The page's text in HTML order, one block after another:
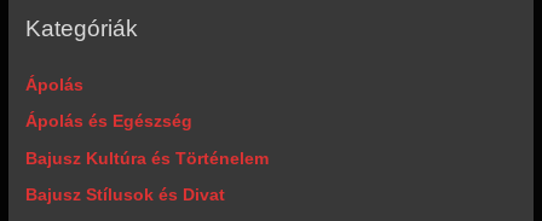
Kategóriák
Ápolás
Ápolás és Egészség
Bajusz Kultúra és Történelem
Bajusz Stílusok és Divat